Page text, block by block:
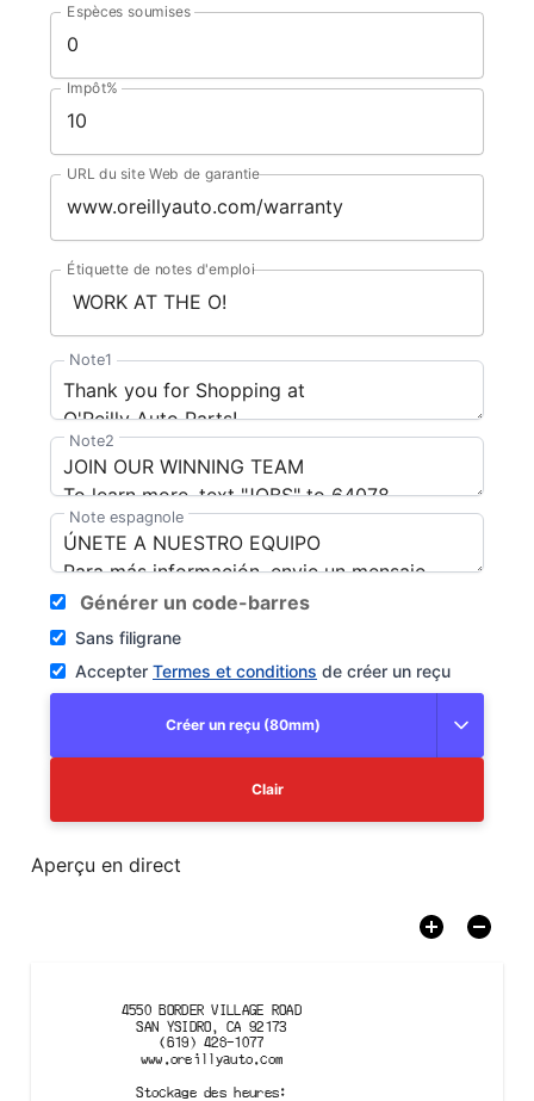
Espèces soumises
Impôt%
URL du site Web de garantie
Étiquette de notes d'emploi
Note1
Note2
Note espagnole
Générer un code-barres
Sans filigrane
Accepter Termes et conditions de créer un reçu
Créer un reçu (80mm)
Clair
Aperçu en direct
4550 BORDER VILLAGE ROAD
SAN YSIDRO, CA 92173
(619) 428-1077
www.oreillyauto.com
Stockage des heures: